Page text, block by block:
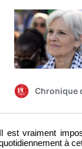
Il est vraiment
à